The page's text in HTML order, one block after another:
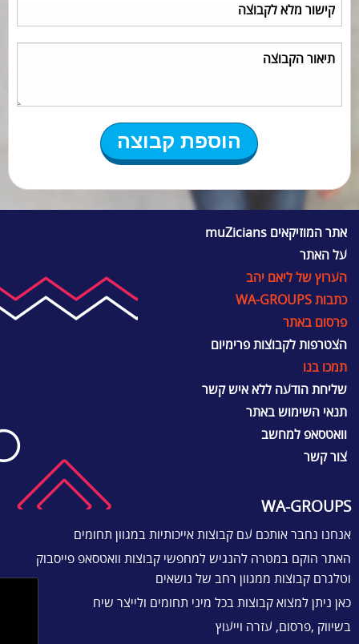
אתר המוזיקאים muZicians
על האתר
הערוץ של ליאם יהב
כתבות WA-GROUPS
פרסום באתר
הצטרפות לקבוצות פרימיום
תמכו בנו
שליחת הודעה ללא איש קשר
תנאי השימוש באתר
וואטסאפ למחשב
צור קשר
WA-GROUPS
אנחנו נחבר אותכם עם קבוצות אייכותיות במגוון תחומים
האתר הוקם במטרה להנגיש למחפשי קבוצות וואטסאפ פייסבוק
וטלגרם קבוצות ממגוון רחב של נושאים
כאן ניתן למצוא קבוצות בכל מיני תחומים ולייצר שיח
בשיווק ,פרסום, עזרה וייעוץ